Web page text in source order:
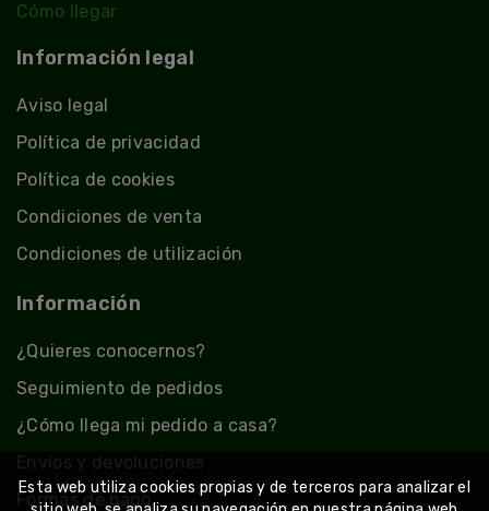
Cómo llegar
Información legal
Aviso legal
Política de privacidad
Política de cookies
Condiciones de venta
Condiciones de utilización
Información
¿Quieres conocernos?
Seguimiento de pedidos
¿Cómo llega mi pedido a casa?
Envíos y devoluciones
Formas de pago
Esta web utiliza cookies propias y de terceros para analizar el